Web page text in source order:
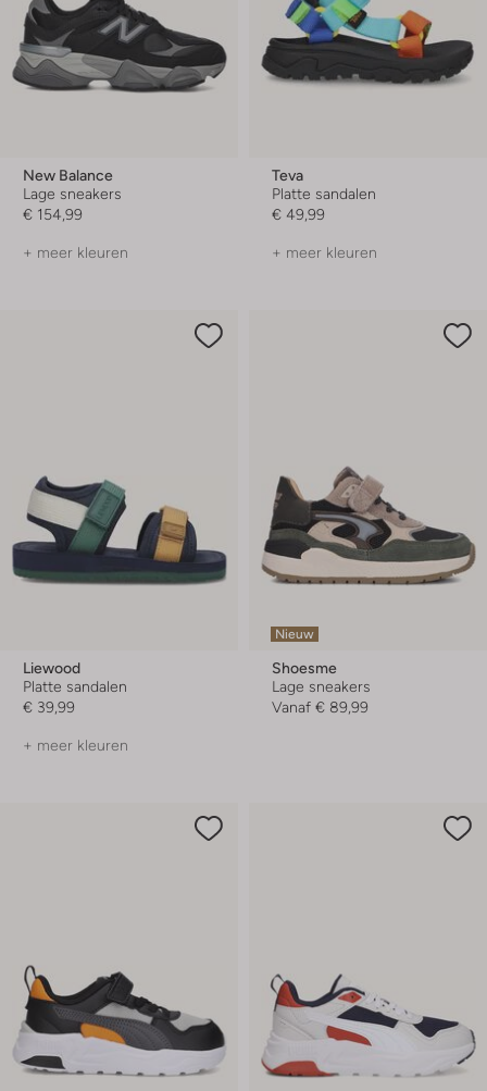
New Balance
Lage sneakers
€ 154,99
+ meer kleuren
Teva
Platte sandalen
€ 49,99
+ meer kleuren
Liewood
Platte sandalen
€ 39,99
+ meer kleuren
Nieuw
Shoesme
Lage sneakers
Vanaf € 89,99